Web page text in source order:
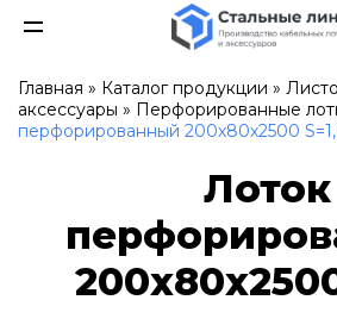
Главная » Каталог продукции »
аксессуары » Перфорированные
перфорированный 200х80х2500
Лоток